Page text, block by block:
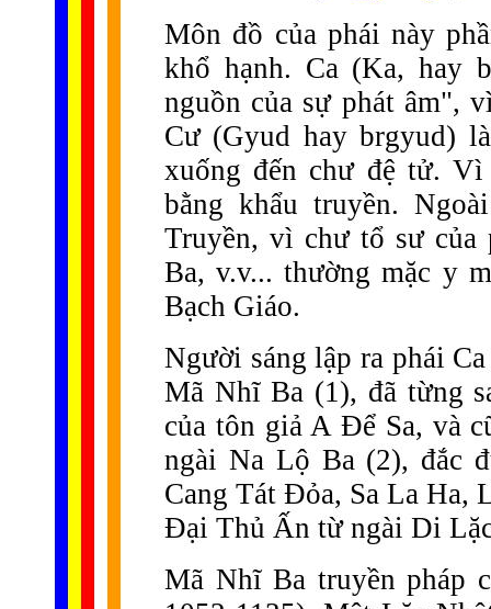
Môn đồ của phái này
khổ hạnh. Ca (Ka, hay
nguồn của sự phát âm",
Cư (Gyud hay brgyud)
xuống đến chư đệ tử.
bằng khẩu truyền.
Truyền, vì chư tổ sư
Ba, v.v... thường mặc y
Bạch Giáo.
Người sáng lập ra phái
Mã Nhĩ Ba (1), đã từng
của tôn giả A Để Sa, và
ngài Na Lộ Ba (2), đắc
Cang Tát Đỏa, Sa La Ha,
Đại Thủ Ấn từ ngài Di
Mã Nhĩ Ba truyền pháp